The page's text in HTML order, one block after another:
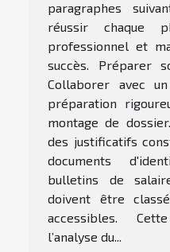
paragraphes
réussir chaque
professionnel et
succès. Préparer
Collaborer avec
préparation
montage de
des justificatifs
documents
bulletins de
doivent être
accessibles.
l’analyse du...